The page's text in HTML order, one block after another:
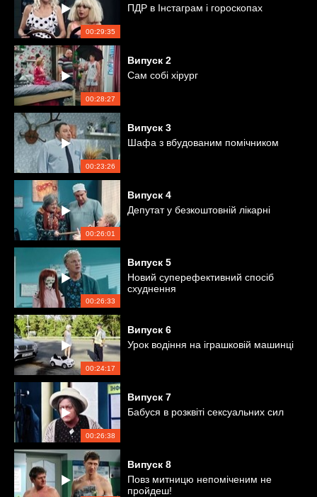
00:29:35
ПДР в Інстаграм і гороскопах
00:28:27
Випуск 2
Сам собі хірург
00:23:26
Випуск 3
Шафа з вбудованим помічником
00:26:01
Випуск 4
Депутат у безкоштовній лікарні
00:26:33
Випуск 5
Новий суперефективний спосіб
схуднення
00:24:17
Випуск 6
Урок водіння на іграшковій машинці
00:26:38
Випуск 7
Бабуся в розквіті сексуальних сил
Випуск 8
Повз митницю непоміченим не
пройдеш!